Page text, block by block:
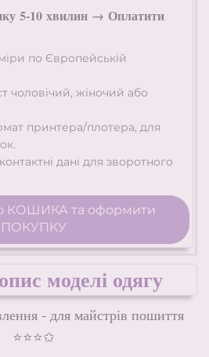
5-10 хвилин → Оплатити
по Європейській
чоловічий, жіночий або
принтера/плотера, для
дані для зворотного
КОШИКА та оформити
ПОКУПКУ
моделі одягу
- для майстрів пошиття
⭐⭐⭐✩